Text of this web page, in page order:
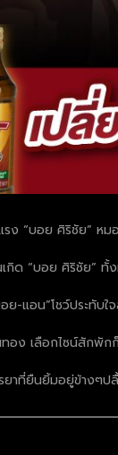
ง “บอย ศิริชัย” หม
กิด “บอย ศิริชัย”
-แอน”โชว์ประทับใ
อง เลือกไซน์สักพั
ยาที่ยืนยิ้มอยู่ข้างๆ